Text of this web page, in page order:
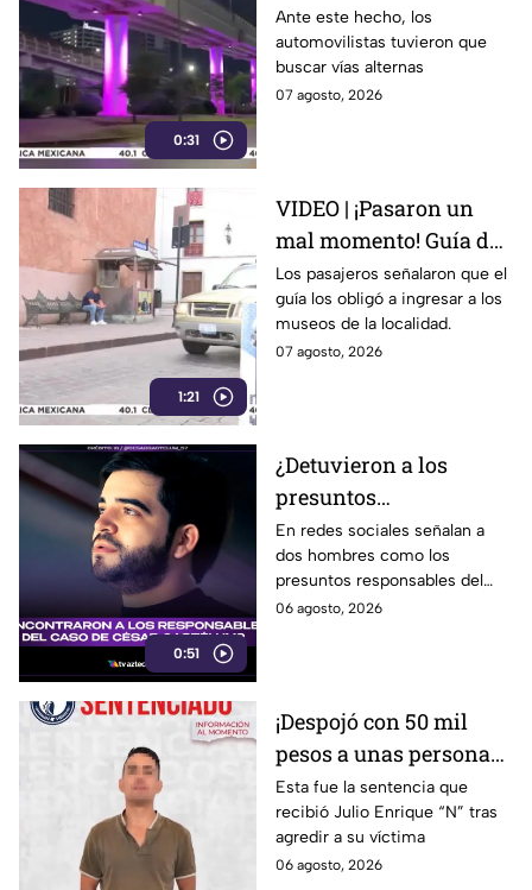
0:31
motivo cerraron el
Distribuidor Vial Juan
Pablo II en León
Ante este hecho, los
automovilistas tuvieron que
buscar vías alternas
07 agosto, 2026
1:21
VIDEO | ¡Pasaron un
mal momento! Guía de
turistas causa
indignación en
Guanajuato Capital
Los pasajeros señalaron que el
guía los obligó a ingresar a los
museos de la localidad.
07 agosto, 2026
0:51
¿Detuvieron a los
presuntos
responsables del caso
de César Gastélum?
Esto sabemos
En redes sociales señalan a
dos hombres como los
presuntos responsables del
hecho.
06 agosto, 2026
¡Despojó con 50 mil
pesos a unas personas
en Irapuato! Así fue
detenido el presunto
responsable
Esta fue la sentencia que
recibió Julio Enrique “N” tras
agredir a su víctima
06 agosto, 2026